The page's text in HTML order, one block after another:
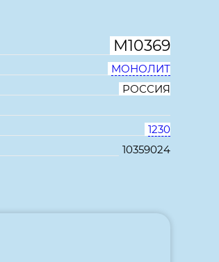
М10369
МОНОЛИТ
РОССИЯ
1230
10359024